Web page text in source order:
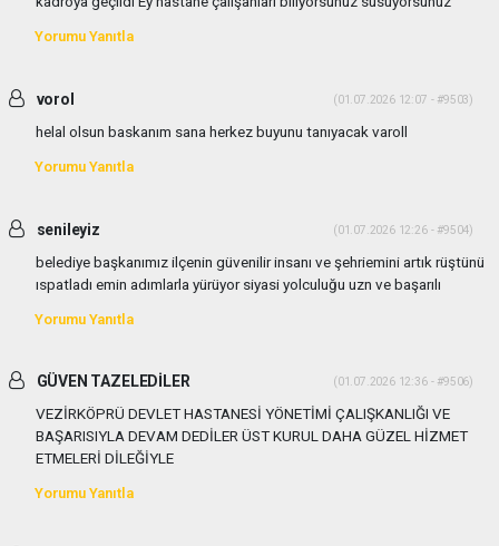
Yorumu Yanıtla
vorol (01.07.2026 12:07 - #9503)
helal olsun baskanım sana herkez buyunu tanıyacak varoll
Yorumu Yanıtla
senileyiz (01.07.2026 12:26 - #9504)
belediye başkanımız ilçenin güvenilir insanı ve şehriemini artık rüştünü
ıspatladı emin adımlarla yürüyor siyasi yolculuğu uzn ve başarılı
Yorumu Yanıtla
GÜVEN TAZELEDİLER (01.07.2026 12:36 - #9506)
VEZİRKÖPRÜ DEVLET HASTANESİ YÖNETİMİ ÇALIŞKANLIĞI VE
BAŞARISIYLA DEVAM DEDİLER ÜST KURUL DAHA GÜZEL HİZMET
ETMELERİ DİLEĞİYLE
Yorumu Yanıtla